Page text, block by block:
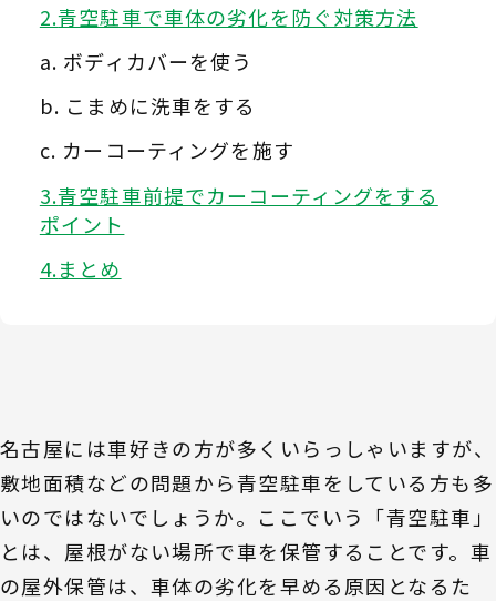
青空駐車で車体の劣化を防ぐ対策方法
ボディカバーを使う
こまめに洗車をする
カーコーティングを施す
青空駐車前提でカーコーティングをする
ポイント
まとめ
名古屋には車好きの方が多くいらっしゃいますが、
敷地面積などの問題から青空駐車をしている方も多
いのではないでしょうか。ここでいう「青空駐車」
とは、屋根がない場所で車を保管することです。車
の屋外保管は、車体の劣化を早める原因となるた